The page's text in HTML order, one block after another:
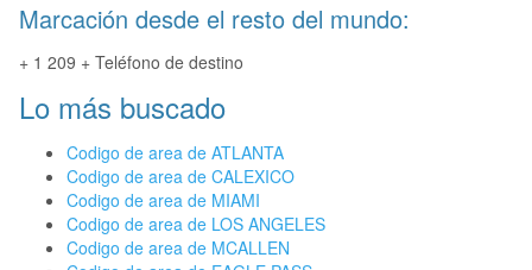
Marcación desde el resto del mundo:
+ 1 209 + Teléfono de destino
Lo más buscado
Codigo de area de ATLANTA
Codigo de area de CALEXICO
Codigo de area de MIAMI
Codigo de area de LOS ANGELES
Codigo de area de MCALLEN